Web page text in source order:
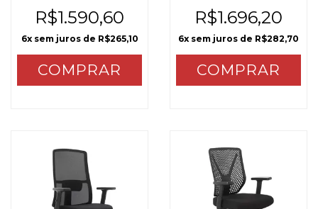
R$1.590,60
6x sem juros de R$265,10
COMPRAR
R$1.696,20
6x sem juros de R$282,70